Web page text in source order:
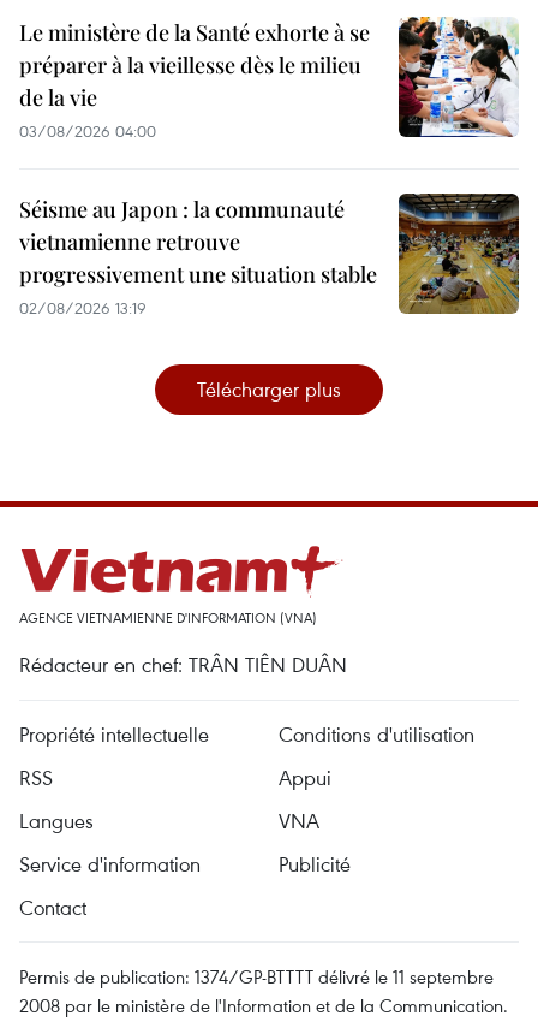
Le ministère de la Santé exhorte à se
préparer à la vieillesse dès le milieu
de la vie
03/08/2026 04:00
Séisme au Japon : la communauté
vietnamienne retrouve
progressivement une situation stable
02/08/2026 13:19
Télécharger plus
AGENCE VIETNAMIENNE D'INFORMATION (VNA)
Rédacteur en chef: TRÂN TIÊN DUÂN
Propriété intellectuelle
Conditions d'utilisation
RSS
Appui
Langues
VNA
Service d'information
Publicité
Contact
Permis de publication: 1374/GP-BTTTT délivré le 11 septembre
2008 par le ministère de l'Information et de la Communication.